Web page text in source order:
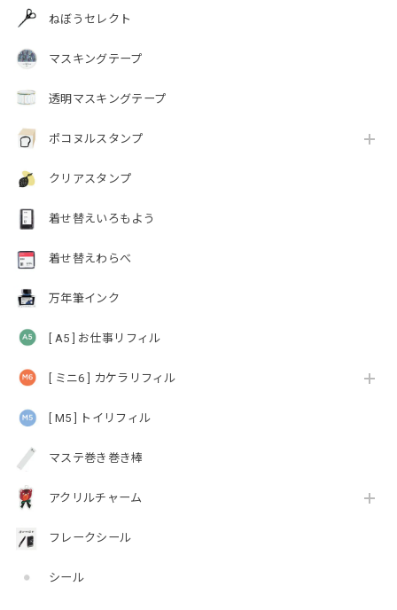
ねぼうセレクト
マスキングテープ
透明マスキングテープ
ポコヌルスタンプ
クリアスタンプ
着せ替えいろもよう
着せ替えわらべ
万年筆インク
[ A5 ] お仕事リフィル
[ ミニ6 ] カケラリフィル
[ M5 ] トイリフィル
マステ巻き巻き棒
アクリルチャーム
フレークシール
シール